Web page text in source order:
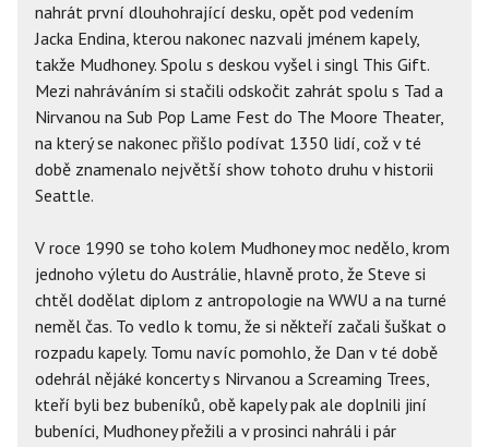
nahrát první dlouhohrající desku, opět pod vedením
Jacka Endina, kterou nakonec nazvali jménem kapely,
takže Mudhoney. Spolu s deskou vyšel i singl This Gift.
Mezi nahráváním si stačili odskočit zahrát spolu s Tad a
Nirvanou na Sub Pop Lame Fest do The Moore Theater,
na který se nakonec přišlo podívat 1350 lidí, což v té
době znamenalo největší show tohoto druhu v historii
Seattle.
V roce 1990 se toho kolem Mudhoney moc nedělo, krom
jednoho výletu do Austrálie, hlavně proto, že Steve si
chtěl dodělat diplom z antropologie na WWU a na turné
neměl čas. To vedlo k tomu, že si někteří začali šuškat o
rozpadu kapely. Tomu navíc pomohlo, že Dan v té době
odehrál nějáké koncerty s Nirvanou a Screaming Trees,
kteří byli bez bubeníků, obě kapely pak ale doplnili jiní
bubeníci, Mudhoney přežili a v prosinci nahráli i pár